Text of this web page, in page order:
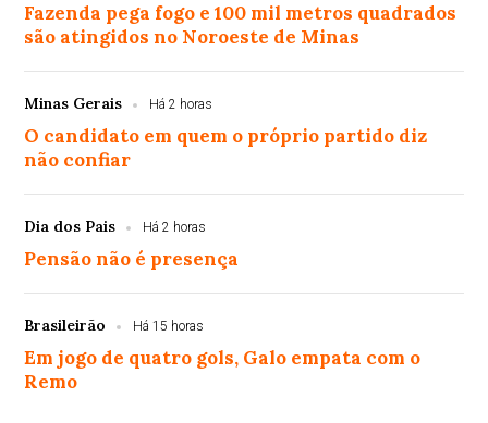
Fazenda pega fogo e 100 mil metros quadrados
são atingidos no Noroeste de Minas
Minas Gerais Há 2 horas
O candidato em quem o próprio partido diz
não confiar
Dia dos Pais Há 2 horas
Pensão não é presença
Brasileirão Há 15 horas
Em jogo de quatro gols, Galo empata com o
Remo